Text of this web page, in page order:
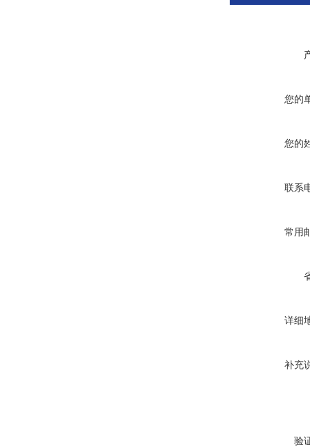
您的
您的
联系
常用
详细
补充
验